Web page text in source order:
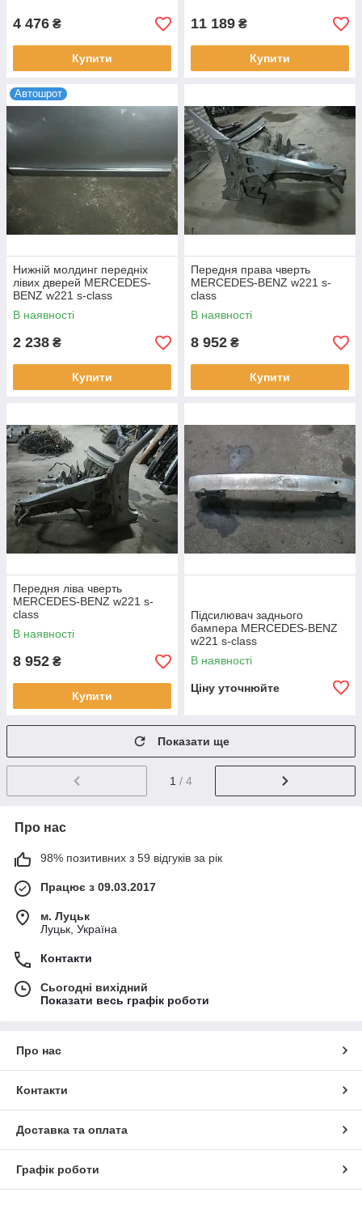
4 476 ₴
Купити
11 189 ₴
Купити
Автошрот
Нижній молдинг передніх
лівих дверей MERCEDES-
BENZ w221 s-class
В наявності
2 238 ₴
Купити
Передня права чверть
MERCEDES-BENZ w221 s-
class
В наявності
8 952 ₴
Купити
Передня ліва чверть
MERCEDES-BENZ w221 s-
class
В наявності
8 952 ₴
Купити
Підсилювач заднього
бампера MERCEDES-BENZ
w221 s-class
В наявності
Ціну уточнюйте
Показати ще
1 / 4
Про нас
98% позитивних з 59 відгуків за рік
Працює з 09.03.2017
м. Луцьк
Луцьк, Україна
Контакти
Сьогодні вихідний
Показати весь графік роботи
Про нас
Контакти
Доставка та оплата
Графік роботи